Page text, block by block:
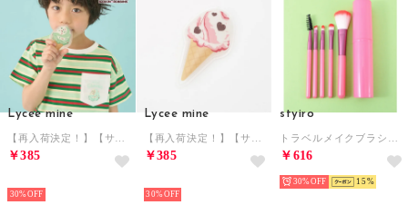
Lycee mine
￥385
30%
Lycee mine
￥385
30%
styiro
￥616
30% 15